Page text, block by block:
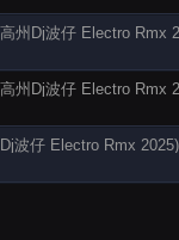
州Dj波仔 Electro Rmx
州Dj波仔 Electro Rmx
波仔 Electro Rmx 2025)